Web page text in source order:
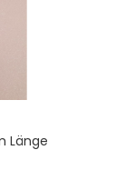
Länge